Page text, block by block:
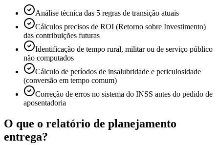
Análise técnica das 5 regras de transição atuais
Cálculos precisos de ROI (Retorno sobre Investimento)
das contribuições futuras
Identificação de tempo rural, militar ou de serviço público
não computados
Cálculo de períodos de insalubridade e periculosidade
(conversão em tempo comum)
Correção de erros no sistema do INSS antes do pedido de
aposentadoria
O que o relatório de planejamento
entrega?